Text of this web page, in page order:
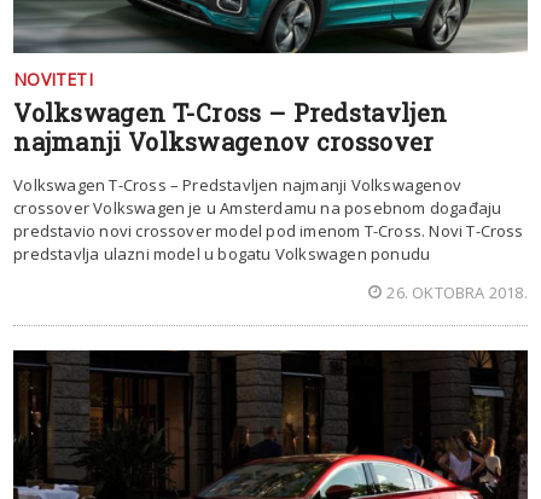
NOVITETI
Volkswagen T-Cross – Predstavljen
najmanji Volkswagenov crossover
Volkswagen T-Cross – Predstavljen najmanji Volkswagenov
crossover Volkswagen je u Amsterdamu na posebnom događaju
predstavio novi crossover model pod imenom T-Cross. Novi T-Cross
predstavlja ulazni model u bogatu Volkswagen ponudu
26. OKTOBRA 2018.